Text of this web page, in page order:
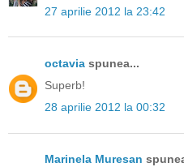
27 aprilie 2012 la 23:42
octavia spunea...
Superb!
28 aprilie 2012 la 00:32
Marinela Muresan